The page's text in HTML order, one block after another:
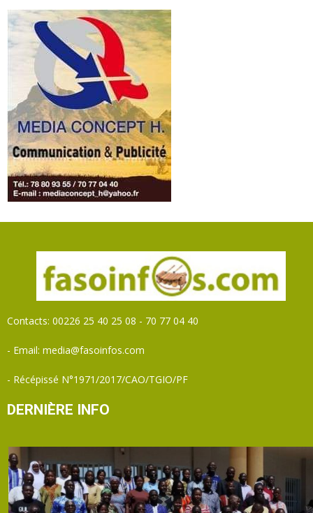
Contacts: 00226 25 40 25 08 - 70 77 04 40
- Email: media@fasoinfos.com
- Récépissé N°1971/2017/CAO/TGIO/PF
DERNIÈRE INFO